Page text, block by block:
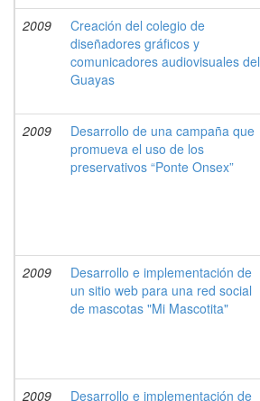
2009
Creación del colegio de
diseñadores gráficos y
comunicadores audiovisuales del
Guayas
2009
Desarrollo de una campaña que
promueva el uso de los
preservativos “Ponte Onsex”
2009
Desarrollo e implementación de
un sitio web para una red social
de mascotas "Mi Mascotita"
2009
Desarrollo e implementación de